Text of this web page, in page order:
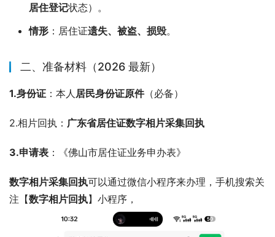
居住登记状态）。
情形 ：居住证遗失、被盗、损毁。
二、准备材料（2026 最新）
1.身份证 ：本人 居民身份证原件（必备）
2.相片回执： 广东省居住证数字相片采集回执
3.申请表 ：《佛山市居住证业务申办表》
数字相片采集回执可以通过微信小程序来办理，手机搜索关
注【数字相片回执】小程序，